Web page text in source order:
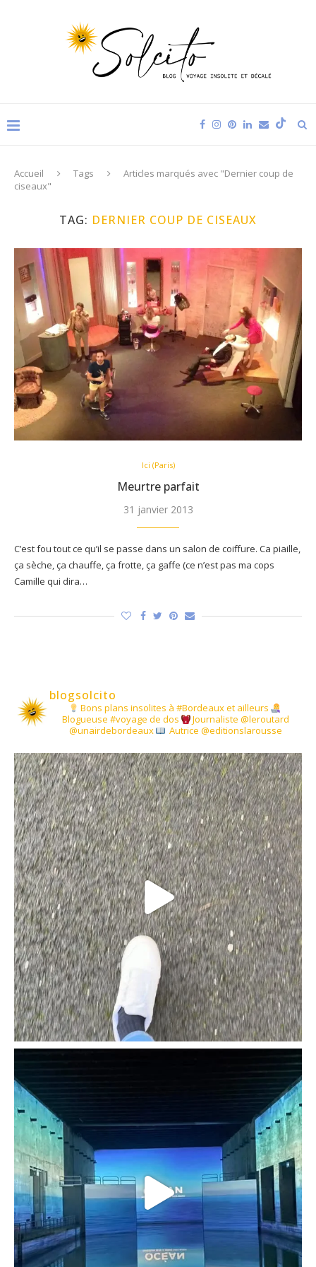
Accueil Tags
Articles marqués avec "Dernier coup de
ciseaux"
TAG: DERNIER COUP DE CISEAUX
Ici (Paris)
Meurtre parfait
31 janvier 2013
C’est fou tout ce qu’il se passe dans un salon de coiffure. Ca piaille,
ça sèche, ça chauffe, ça frotte, ça gaffe (ce n’est pas ma cops
Camille qui dira…
blogsolcito
Bons plans insolites à #Bordeaux et ailleurs
Blogueuse #voyage de dos
Journaliste @leroutard
@unairdebordeaux
Autrice @editionslarousse